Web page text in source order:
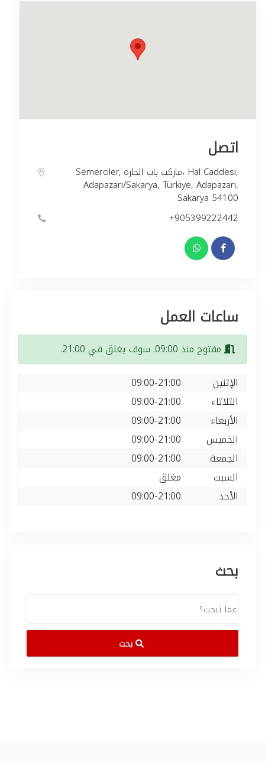
اتصل
Semerciler, ماركت باب الحاره، Hal Caddesi,
Adapazarı/Sakarya, Türkiye, Adapazarı,
Sakarya 54100
+905399222442
ساعات العمل
مفتوح منذ 09:00. سوف يغلق في 21:00.
الإثنين
09:00-21:00
الثلاثاء
09:00-21:00
الأربعاء
09:00-21:00
الخميس
09:00-21:00
الجمعة
09:00-21:00
السبت
مغلق
الأحد
09:00-21:00
بحث
بحث